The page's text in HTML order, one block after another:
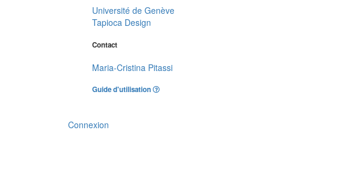
Université de Genève
Tapioca Design
Contact
Maria-Cristina Pitassi
Guide d'utilisation
Connexion